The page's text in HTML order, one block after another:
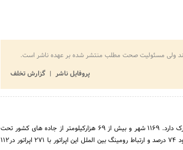
ولی مسئولیت صحت مطلب منتشر شده بر عهده ناشر است.
پروفایل ناشر
گزارش تخلف
شرکت ارتباطات سیار ایران بیش از 56 میلیون مشترک دارد. 1169 شهر و بیش از 69 هزارکیلومتر از جاده های کشور تحت
پوشش اپراتور اول است. ضریب نفوذ همراه اول حدود 74 درصد و ارتباط رومینگ بین الملل این اپراتور با 271 اپراتور در112